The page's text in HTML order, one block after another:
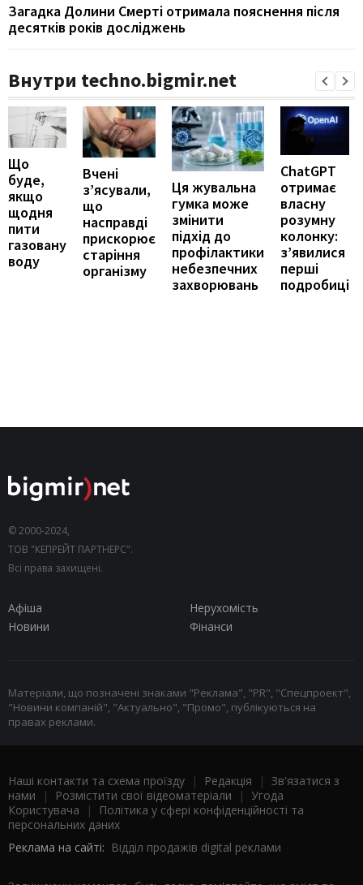
Загадка Долини Смерті отримала пояснення після
десятків років досліджень
Внутри techno.bigmir.net
Що
буде,
якщо
щодня
пити
газовану
воду
Вчені
з’ясували,
що
насправді
прискорює
старіння
організму
Ця жувальна
гумка може
змінити
підхід до
профілактики
небезпечних
захворювань
ChatGPT
отримає
власну
розумну
колонку:
з’явилися
перші
подробиці
© 2000-2024,
ТОВ "КЕПРЕЙТ ПАРТНЕРС".
Всі права захищені.
Афіша
Нерухомість
Новини
Фінанси
Матеріали, що позначені знаками "Реклама", "PR", "Спецпроект",
"Новини компаній", "Актуально", "Промо", публікуються на
правах реклами.
Наші контакти та схема проїзду | Редакція | Зв'язатися з
нами | Розмістити свої відеоматеріали | Угода
Користувача |
Політика у сфері конфіденційності та
персональних даних
Реклама на сайті: Відділ продажів digital реклами